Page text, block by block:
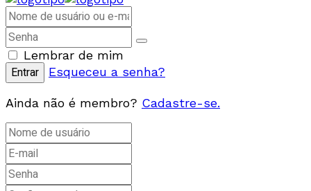
Lembrar de mim
Esqueceu a senha?
Ainda não é membro? Cadastre-se.